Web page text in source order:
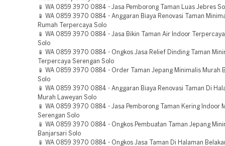
📱 WA 0859 3970 0884 - Jasa Pemborong Taman Luas Jebres
📱 WA 0859 3970 0884 - Anggaran Biaya Renovasi Taman
Rumah Terpercaya Solo
📱 WA 0859 3970 0884 - Jasa Bikin Taman Air Indoor
Solo
📱 WA 0859 3970 0884 - Ongkos Jasa Relief Dinding Taman
Terpercaya Serengan Solo
📱 WA 0859 3970 0884 - Order Taman Jepang Minimalis Murah
Solo
📱 WA 0859 3970 0884 - Anggaran Biaya Renovasi Taman Di
Murah Laweyan Solo
📱 WA 0859 3970 0884 - Jasa Pemborong Taman Kering Indoor
Serengan Solo
📱 WA 0859 3970 0884 - Ongkos Pembuatan Taman Jepang
Banjarsari Solo
📱 WA 0859 3970 0884 - Ongkos Jasa Taman Di Halaman